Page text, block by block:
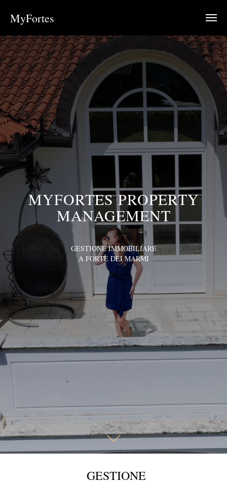
MyFortes
MYFORTES PROPERTY
MANAGEMENT
GESTIONE IMMOBILIARE
A FORTE DEI MARMI
GESTIONE